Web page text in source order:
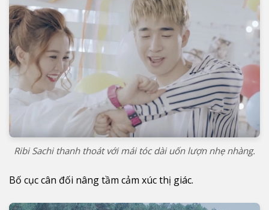
Ribi Sachi thanh thoát với mái tóc dài uốn lượn nhẹ nhàng.
Bố cục cân đối nâng tầm cảm xúc thị giác.